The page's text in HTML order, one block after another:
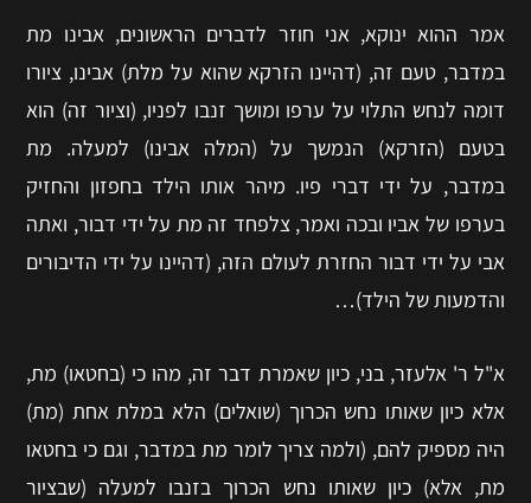
אמר ההוא ינוקא, אני חוזר לדברים הראשונים, אבינו מת
במדבר, טעם זה, (דהיינו הזרקא שהוא על מלת) אבינו, ציורו
דומה לנחש התלוי על ערפו ומושך זנבו לפניו, (וציור זה) הוא
בטעם (הזרקא) הנמשך על (המלה אבינו) למעלה. מת
במדבר, על ידי דברי פיו. מיהר אותו הילד בחפזון והחזיק
בערפו של אביו ובכה ואמר, צלפחד זה מת על ידי דבור, ואתה
אבי על ידי דבור החזרת לעולם הזה, (דהיינו על ידי הדיבורים
והדמעות של הילד)…
א"ל ר' אלעזר, בני, כיון שאמרת דבר זה, מהו כי (בחטאו) מת,
אלא כיון שאותו נחש הכרוך (שואלים) הלא במלת אחת (מת)
היה מספיק להם, (ולמה צריך לומר מת במדבר, וגם כי בחטאו
מת, אלא) כיון שאותו נחש הכרוך בזנבו למעלה (שבציור